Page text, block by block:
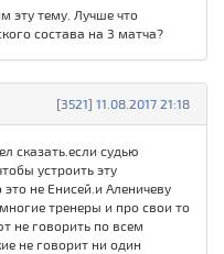
эту тему. Лучше что
состава на 3 матча?
[3521] 11.08.2017 21:18
сказать.если судью
устроить эту
не Енисей.и Аленичеву
тренеры и про свои то
не говорить по всем
не говорит ни один